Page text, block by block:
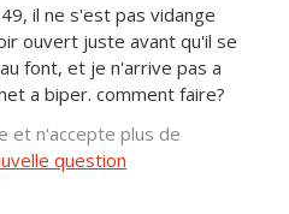
il ne s'est pas vidange
ouvert juste avant qu'il se
font, et je n'arrive pas a
a biper. comment faire?
et n'accepte plus de
question